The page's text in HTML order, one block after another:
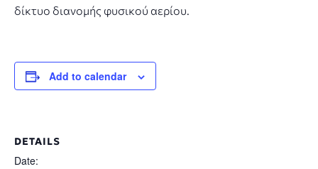
δίκτυο διανομής φυσικού αερίου.
Add to calendar
DETAILS
Date: